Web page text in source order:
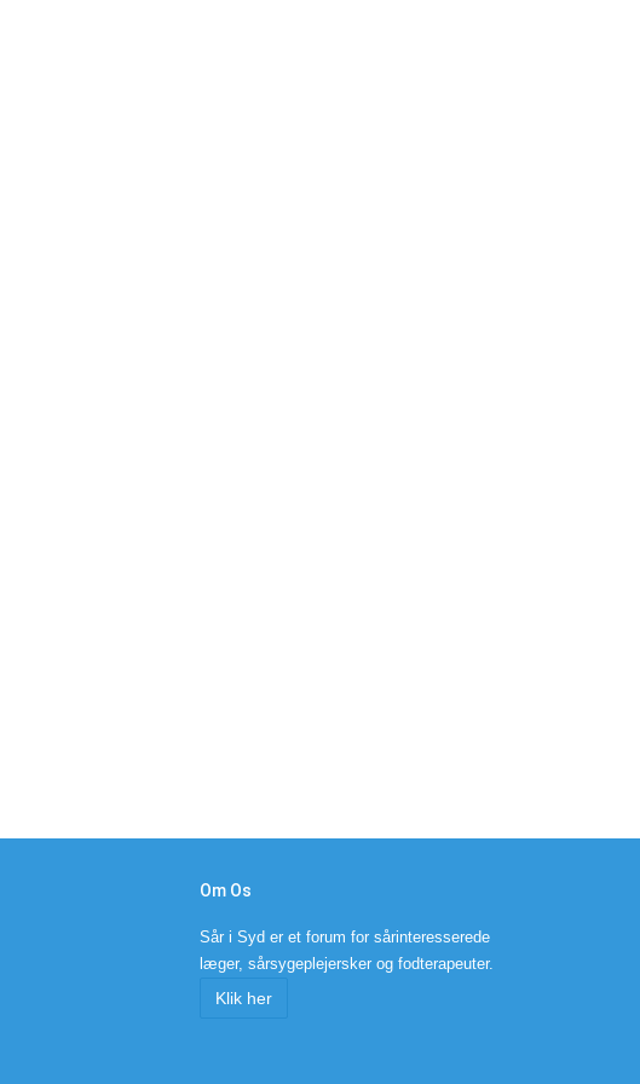
Om Os
Sår i Syd er et forum for sårinteresserede
læger, sårsygeplejersker og fodterapeuter.
Klik her